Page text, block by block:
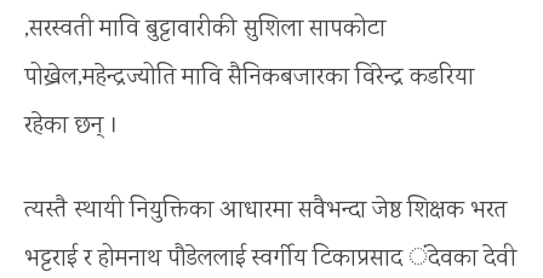
,सरस्वती मावि बुट्टावारीकी सुशिला सापकोटा
पोख्रेल,महेन्द्रज्योति मावि सैनिकबजारका विरेन्द्र कडरिया
रहेका छन् ।
त्यस्तै स्थायी नियुक्तिका आधारमा सवैभन्दा जेष्ठ शिक्षक भरत
भट्टराई र होमनाथ पौडेललाई स्वर्गीय टिकाप्रसाद ंदेवका देवी